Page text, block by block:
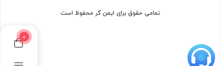
0
تمامی حقوق برای ایمن گر محفوظ است